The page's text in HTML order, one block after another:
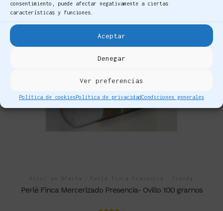
consentimiento, puede afectar negativamente a ciertas
características y funciones.
Aceptar
Denegar
Ver preferencias
Política de cookiesPolítica de privacidadCondiciones generales
Hilos en Oferta Perlé Finca Presencia Tienda
Perlé Finca Mercerizado Presencia- Ovillo 100 gramos